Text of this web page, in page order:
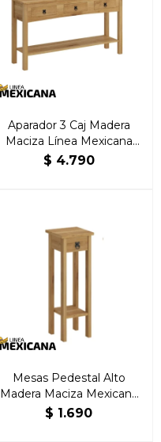
Aparador 3 Caj Madera
Maciza Línea Mexicana
Natural
$ 4.790
Mesas Pedestal Alto
Madera Maciza Mexicana
Natural
$ 1.690